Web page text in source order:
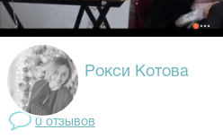
Рокси Котова
0 отзывов